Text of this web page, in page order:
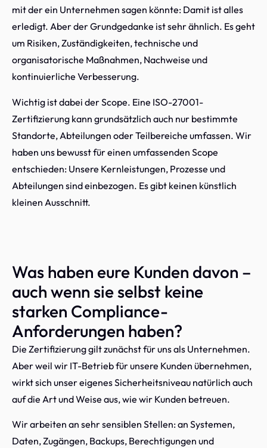
mit der ein Unternehmen sagen könnte: Damit ist alles
erledigt. Aber der Grundgedanke ist sehr ähnlich. Es geht
um Risiken, Zuständigkeiten, technische und
organisatorische Maßnahmen, Nachweise und
kontinuierliche Verbesserung.
Wichtig ist dabei der Scope. Eine ISO-27001-
Zertifizierung kann grundsätzlich auch nur bestimmte
Standorte, Abteilungen oder Teilbereiche umfassen. Wir
haben uns bewusst für einen umfassenden Scope
entschieden: Unsere Kernleistungen, Prozesse und
Abteilungen sind einbezogen. Es gibt keinen künstlich
kleinen Ausschnitt.
Was haben eure Kunden davon –
auch wenn sie selbst keine
starken Compliance-
Anforderungen haben?
Die Zertifizierung gilt zunächst für uns als Unternehmen.
Aber weil wir IT-Betrieb für unsere Kunden übernehmen,
wirkt sich unser eigenes Sicherheitsniveau natürlich auch
auf die Art und Weise aus, wie wir Kunden betreuen.
Wir arbeiten an sehr sensiblen Stellen: an Systemen,
Daten, Zugängen, Backups, Berechtigungen und